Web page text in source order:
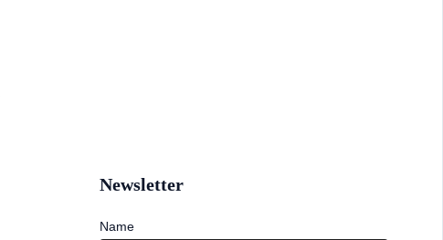
Newsletter
Name